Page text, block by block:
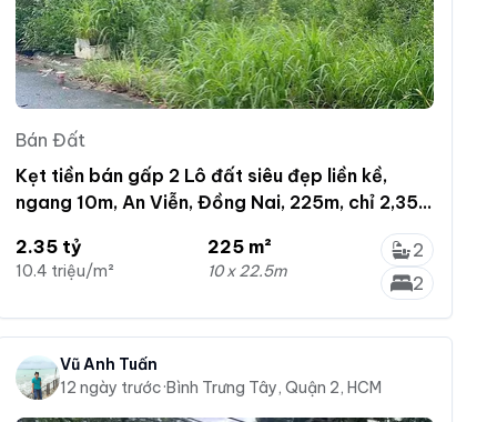
Bán Đất
Kẹt tiền bán gấp 2 Lô đất siêu đẹp liền kề,
ngang 10m, An Viễn, Đồng Nai, 225m, chỉ 2,35
2.35 tỷ
10.4 triệu/m²
225 m²
10 x 22.5m
2
2
Vũ Anh Tuấn
12 ngày trước·Bình Trưng Tây, Quận 2, HCM